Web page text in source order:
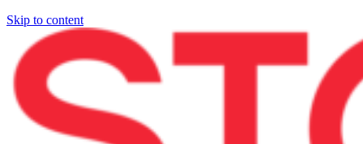
Skip to content